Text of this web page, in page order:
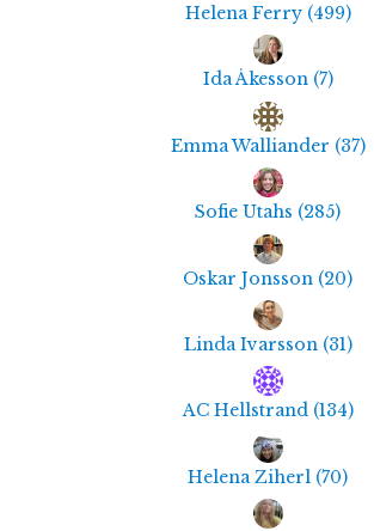
Helena Ferry (499)
Ida Åkesson (7)
Emma Walliander (37)
Sofie Utahs (285)
Oskar Jonsson (20)
Linda Ivarsson (31)
AC Hellstrand (134)
Helena Ziherl (70)